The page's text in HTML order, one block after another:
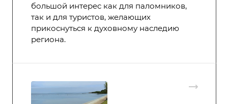
большой интерес как для паломников,
так и для туристов, желающих
прикоснуться к духовному наследию
региона.